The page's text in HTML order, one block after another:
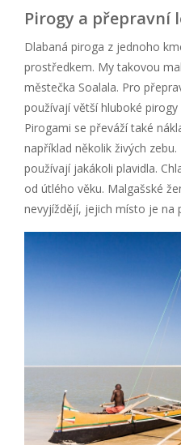
Pirogy a přepravní
Dlabaná piroga z jednoho
prostředkem. My takovou
městečka Soalala. Pro
používají větší hluboké
Pirogami se převáží také
například několik živých
používají jakákoli plavidla.
od útlého věku. Malgašské
nevyjíždějí, jejich místo je na